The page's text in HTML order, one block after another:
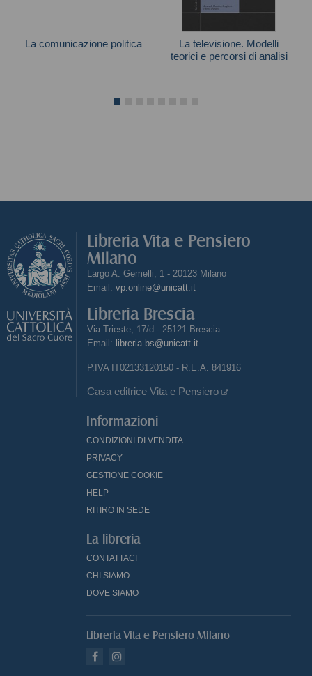
La comunicazione politica
La televisione. Modelli
teorici e percorsi di analisi
Libreria Vita e Pensiero
Milano
Largo A. Gemelli, 1 - 20123 Milano
Email: vp.online@unicatt.it
Libreria Brescia
Via Trieste, 17/d - 25121 Brescia
Email: libreria-bs@unicatt.it
P.IVA IT02133120150 - R.E.A. 841916
Casa editrice Vita e Pensiero
Informazioni
CONDIZIONI DI VENDITA
PRIVACY
GESTIONE COOKIE
HELP
RITIRO IN SEDE
La libreria
CONTATTACI
CHI SIAMO
DOVE SIAMO
Libreria Vita e Pensiero Milano